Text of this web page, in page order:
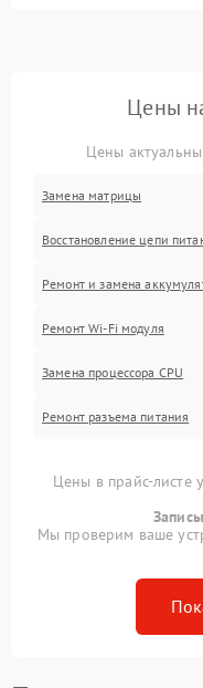
Цены
Цены
Замена матрицы
Восстановление цепи
Ремонт и замена
Ремонт Wi-Fi модуля
Замена процессора CPU
Ремонт разъема питания
Цены в прайс-листе
Мы проверим ваше